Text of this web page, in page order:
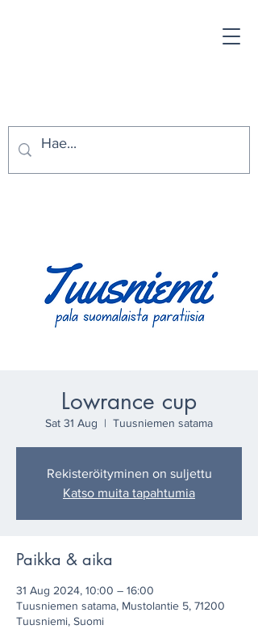
Lowrance cup
Sat 31 Aug
  |
Tuusniemen satama
Rekisteröityminen on suljettu
Katso muita tapahtumia
Paikka & aika
31 Aug 2024, 10:00 – 16:00
Tuusniemen satama, Mustolantie 5, 71200
Tuusniemi, Suomi